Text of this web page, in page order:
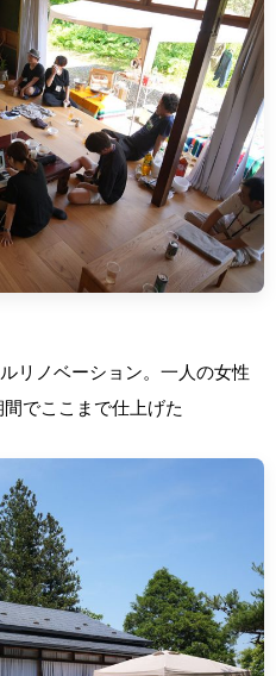
リノベーション。一人の女性
でここまで仕上げた